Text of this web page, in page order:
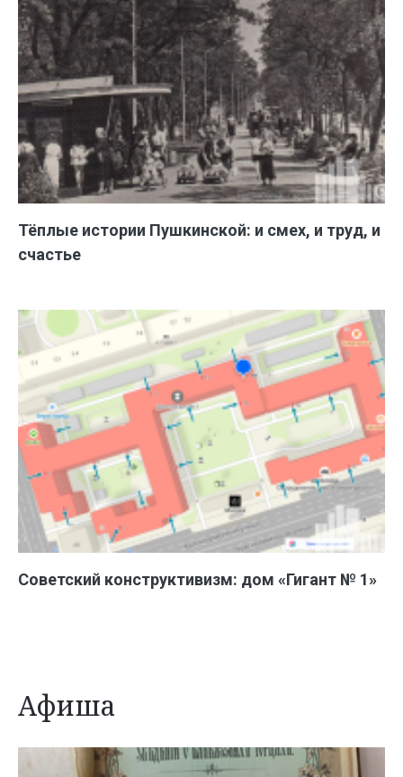
Тёплые истории Пушкинской: и смех, и труд, и
счастье
Советский конструктивизм: дом «Гигант № 1»
Афиша